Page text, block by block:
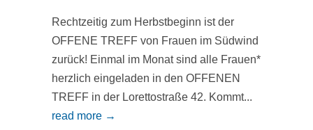
Rechtzeitig zum Herbstbeginn ist der
OFFENE TREFF von Frauen im Südwind
zurück! Einmal im Monat sind alle Frauen*
herzlich eingeladen in den OFFENEN
TREFF in der Lorettostraße 42. Kommt...
read more →